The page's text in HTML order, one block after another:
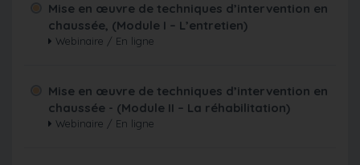
Mise en œuvre de techniques d’intervention en
chaussée, (Module I – L’entretien)
Webinaire / En ligne
Mise en œuvre de techniques d’intervention en
chaussée - (Module II – La réhabilitation)
Webinaire / En ligne